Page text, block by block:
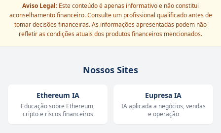
Aviso Legal: Este conteúdo é apenas informativo e não constitui
aconselhamento financeiro. Consulte um profissional qualificado antes de
tomar decisões financeiras. As informações apresentadas podem não
refletir as condições atuais dos produtos financeiros mencionados.
Nossos Sites
Ethereum IA
Educação sobre Ethereum,
cripto e riscos financeiros
Eupresa IA
IA aplicada a negócios, vendas
e operação